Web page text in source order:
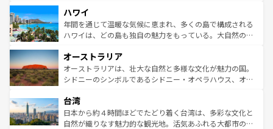
ば市内交通費無料で観光を楽しむこともできる。 なお、新
着のスイス情報はコンテンツ一覧 を参照してほしい。
のような巨大都市は、観光、ショッピング、エンターテイ
ンメントが詰まった刺激的なスポットだ。一方、アメリカ
西部には大自然が広がり、グランドキャニオンやイエロー
部のニューオーリンズでは、音楽と美食が融合した独特の
文化が魅力。旅行者はアメリカの各地域で異なる魅力を楽
しみながら、その多様性と豊かな歴史を感じることができ
ならではの贅沢な旅のスタイルだ。 なお、新着のアメリカ
情報はコンテンツ一覧を参照してほしい。
ハワイ
年間を通じて温暖な気候に恵まれ、多くの島で構成される
ハワイは、どの島も独自の魅力をもっている。大自然の神
ワイ島は見逃せない。また、定番の観光地といえばオアフ
島だが、静かな自然を求めるならマウイ島やカウアイ島が
おすすめ。エメラルドグリーンに輝く海をはじめ、豊かな
れるおもてなしの心で訪れる人々を迎えてくれるハワイの
人々、おいしいローカルフードやハワイアンミュージッ
ク、伝統的なフラダンスなど、すべてがハワイの魅力を彩
オーストラリア
オーストラリアは、壮大な自然と多様な文化が魅力の国。
シドニーのシンボルであるシドニー・オペラハウス、オー
リアリーフや大陸中央部にそびえるウルル（エアーズロッ
ク）、タスマニアの美しい原生林やケアンズの熱帯雨林な
ど、見どころがたくさん。また、カフェやワイン、オージ
台湾
日本から約４時間ほどでたどり着く台湾は、多彩な文化と
自然が織りなす魅力的な観光地。活気あふれる大都市の台